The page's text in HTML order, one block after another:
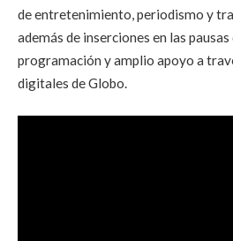
de entretenimiento, periodismo y
además de inserciones en las
programación y amplio apoyo a
digitales de Globo.